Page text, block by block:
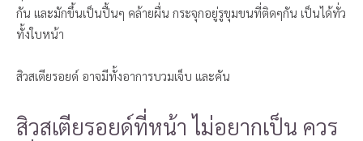
กัน และมักขึ้นเป็นปื้นๆ คล้ายผื่น กระจุกอยู่รูขุมขนที่ติดๆกัน เป็นได้ทั่ว
ทั้งใบหน้า
สิวสเตียรอยด์ อาจมีทั้งอาการบวมเจ็บ และคัน
สิวสเตียรอยด์ที่หน้า ไม่อยากเป็น ควร